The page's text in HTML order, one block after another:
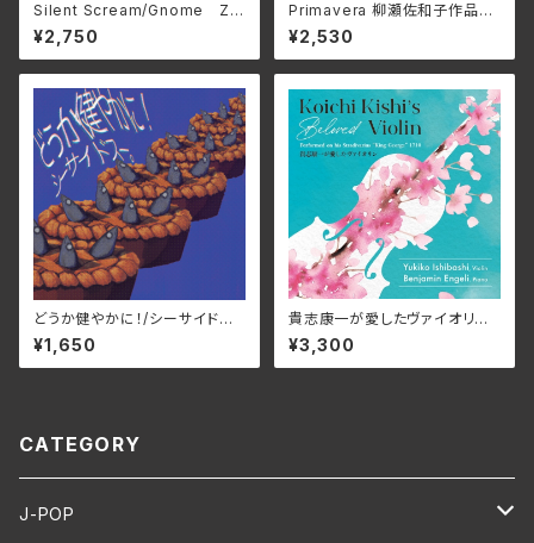
Silent Scream/Gnome ZD
R-012(仕様:CD)
¥2,750
Primavera 柳瀬佐和子作品集/
ユーオーディア・アンサンブル、
蜷川いづみ、工藤美穂、Duo FR
IEDEN MCDN-1171(仕様:C
¥2,530
どうか健やかに！/シーサイドス
ー。 ROJI-003(仕様:CD)
¥1,650
貴志康一が愛したヴァイオリン/
石橋幸子、 ベンジャミン・エンゲ
リ KRS-5627(仕様:CD)
¥3,300
CATEGORY
J-POP